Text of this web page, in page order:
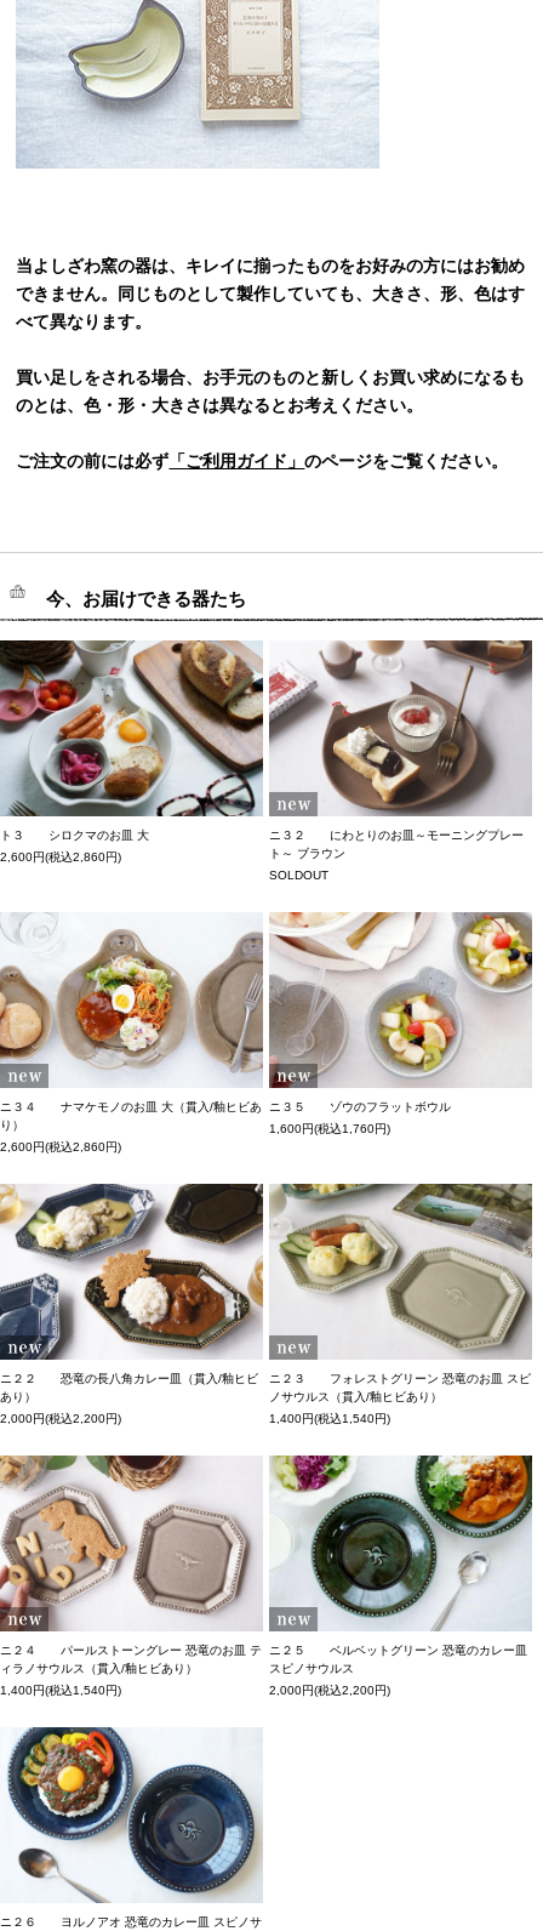
当よしざわ窯の器は、キレイに揃ったものをお好みの方にはお勧め
できません。同じものとして製作していても、大きさ、形、色はす
べて異なります。
買い足しをされる場合、お手元のものと新しくお買い求めになるも
のとは、色・形・大きさは異なるとお考えください。
ご注文の前には必ず 「ご利用ガイド」のページをご覧ください。
今、お届けできる器たち
ト３ シロクマのお皿 大
2,600円(税込2,860円)
ニ３２ にわとりのお皿～モーニングプレー
ト～ ブラウン
SOLDOUT
ニ３４ ナマケモノのお皿 大（貫入/釉ヒビあ
り）
2,600円(税込2,860円)
ニ３５ ゾウのフラットボウル
1,600円(税込1,760円)
ニ２２ 恐竜の長八角カレー皿（貫入/釉ヒビ
あり）
2,000円(税込2,200円)
ニ２３ フォレストグリーン 恐竜のお皿 スピ
ノサウルス（貫入/釉ヒビあり）
1,400円(税込1,540円)
ニ２４ パールストーングレー 恐竜のお皿 テ
ィラノサウルス（貫入/釉ヒビあり）
1,400円(税込1,540円)
ニ２５ ベルベットグリーン 恐竜のカレー皿
スピノサウルス
2,000円(税込2,200円)
ニ２６ ヨルノアオ 恐竜のカレー皿 スピノサ